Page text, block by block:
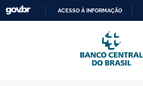
Skip to main content
PARA
O
CONTEÚDO
ACESSO À INFORMAÇÃO